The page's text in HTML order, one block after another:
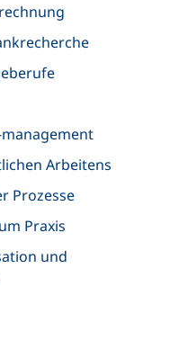
Arbeitens
Prozesse
Praxis
und